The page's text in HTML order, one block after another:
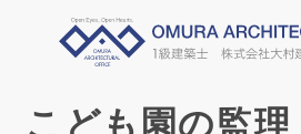
こども園の監理